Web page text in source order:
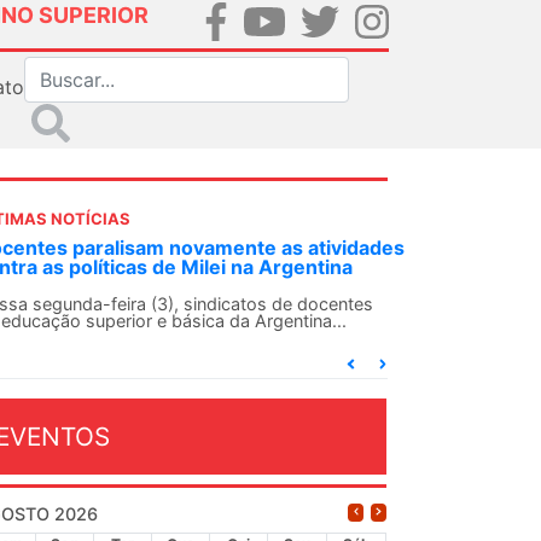
SUPERIOR
NOTÍCIAS
SN convoca docentes para Dia de
Internacionalista com Cuba em
13 de agosto
ANDES-SN conclama suas seções sindicais e o
2026